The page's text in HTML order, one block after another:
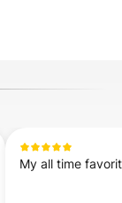
My all time